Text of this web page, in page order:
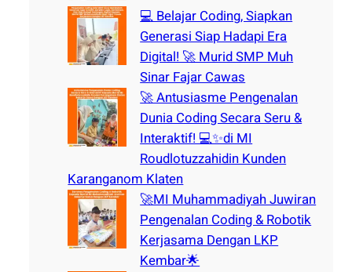
💻 Belajar Coding, Siapkan
Generasi Siap Hadapi Era
Digital! 🚀 Murid SMP Muh
Sinar Fajar Cawas
🚀 Antusiasme Pengenalan
Dunia Coding Secara Seru &
Interaktif! 💻✨di MI
Roudlotuzzahidin Kunden
Karanganom Klaten
🚀MI Muhammadiyah Juwiran
Pengenalan Coding & Robotik
Kerjasama Dengan LKP
Kembar🌟